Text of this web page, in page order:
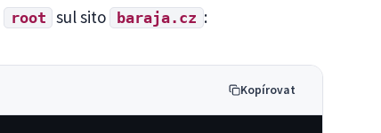
root sul sito baraja.cz :
Kopírovat